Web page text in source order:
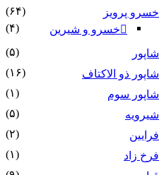
خسرو پرویز
(۶۴)
خسرو و شیرین
(۴)
شاپور
(۵)
شاپور ذو الاکتاف
(۱۶)
شاپور سوم‏
(۱)
شیرویه
(۵)
فرایین
(۲)
فرخ زاد
(۱)